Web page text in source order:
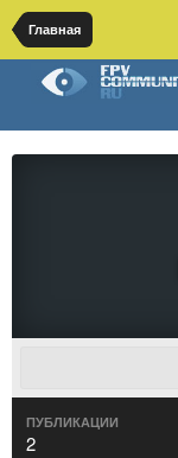
Главная
ПУБЛИКАЦИИ
2